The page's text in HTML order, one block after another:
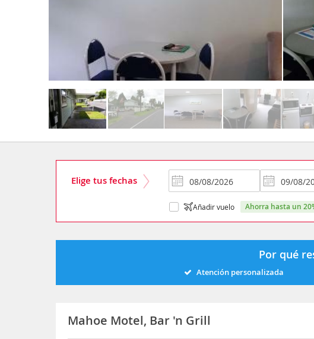
Elige tus fechas
Añadir vuelo ahorra hasta un
Por qué
Atención personalizada
Mahoe Motel, Bar 'n Grill